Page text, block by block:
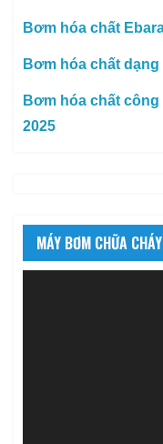
Bơm hóa chất
Bơm hóa chất
Bơm hóa chất
2025
MÁY BƠM CHỮA CHÁY